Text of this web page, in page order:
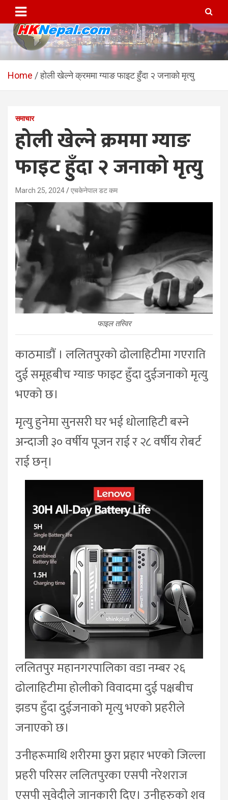
content
HKNepal.com – हङकङबाट
सञ्चालित पहिलो नेपाली अनलाईन
hknepal, hknepal.com, hk nepal, hk nepal com
Home होली खेल्ने क्रममा ग्याङ फाइट हुँदा २ जनाको मृत्यु
समाचार
होली खेल्ने क्रममा ग्याङ
फाइट हुँदा २ जनाको मृत्यु
March 25, 2024 एचकेनेपाल डट कम
फाइल तस्विर
काठमाडौं । ललितपुरको ढोलाहिटीमा गएराति
दुई समूहबीच ग्याङ फाइट हुँदा दुईजनाको मृत्यु
भएको छ।
मृत्यु हुनेमा सुनसरी घर भई धोलाहिटी बस्ने
अन्दाजी ३० वर्षीय पूजन राई र २८ वर्षीय रोबर्ट
राई छन्।
ललितपुर महानगरपालिका वडा नम्बर २६
ढोलाहिटीमा होलीको विवादमा दुई पक्षबीच
झडप हुँदा दुईजनाको मृत्यु भएको प्रहरीले
जनाएको छ।
उनीहरूमाथि शरीरमा छुरा प्रहार भएको जिल्ला
प्रहरी परिसर ललितपुरका एसपी नरेशराज
एसपी सुवेदीले जानकारी दिए। उनीहरुको शव